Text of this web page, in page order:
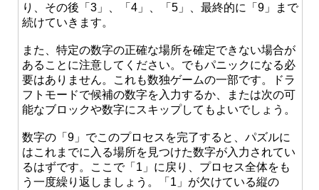
り、その後「3」、「4」、「5」、最終的に「9」まで
続けていきます。
また、特定の数字の正確な場所を確定できない場合が
あることに注意してください。でもパニックになる必
要はありません。これも数独ゲームの一部です。ドラ
フトモードで候補の数字を入力するか、または次の可
能なブロックや数字にスキップしてもよいでしょう。
数字の「9」でこのプロセスを完了すると、パズルに
はこれまでに入る場所を見つけた数字が入力されてい
るはずです。ここで「1」に戻り、プロセス全体をも
う一度繰り返しましょう。「1」が欠けている縦の